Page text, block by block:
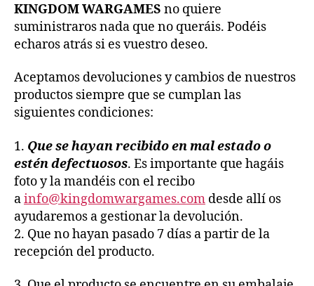
KINGDOM WARGAMES no quiere
suministraros nada que no queráis. Podéis
echaros atrás si es vuestro deseo.
Aceptamos devoluciones y cambios de nuestros
productos siempre que se cumplan las
siguientes condiciones:
1. Que se hayan recibido en mal estado o
estén defectuosos. Es importante que hagáis
foto y la mandéis con el recibo
ainfo@kingdomwargames.com desde allí os
ayudaremos a gestionar la devolución.
2. Que no hayan pasado 7 días a partir de la
recepción del producto.